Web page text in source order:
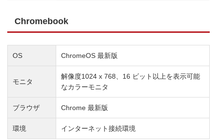
Chromebook
OS ChromeOS 最新版
モニタ
解像度1024 x 768、16 ビット以上を表示可能
なカラーモニタ
ブラウザ Chrome 最新版
環境 インターネット接続環境